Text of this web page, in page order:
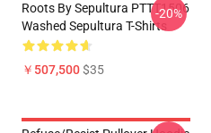
Roots By Sepultura PTTT1506
Washed Sepultura T-Shirts
￥507,500$35
-20%